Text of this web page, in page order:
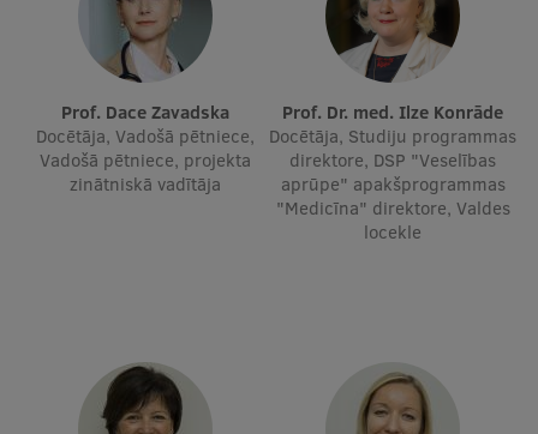
Reitingi
Virtuālā tūre
Ilgtspējīga attīstība
Studiju un vides pieejamība
Mūžizglītība
Prof. Dace Zavadska
Docētāja, Vadošā pētniece,
Vadošā pētniece, projekta
zinātniskā vadītāja
Prof. Dr. med. Ilze Konrāde
Docētāja, Studiju programmas
direktore, DSP "Veselības
aprūpe" apakšprogrammas
"Medicīna" direktore, Valdes
locekle